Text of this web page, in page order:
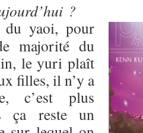
?
yaoi, pour
majorité du
le yuri plaît
filles, il n’y a
c’est plus
ça reste un